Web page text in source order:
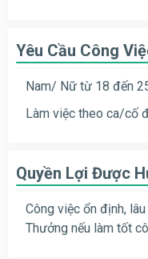
Yêu Cầu Công
Nam/ Nữ từ 18 đến
Làm việc theo ca/cố
Quyền Lợi Được
Công việc ổn định,
Thưởng nếu làm tốt